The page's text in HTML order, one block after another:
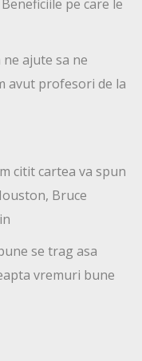
pe care le
ne ajute sa ne
avut profesori de la
citit cartea va spun
Bruce
se trag asa
vremuri bune